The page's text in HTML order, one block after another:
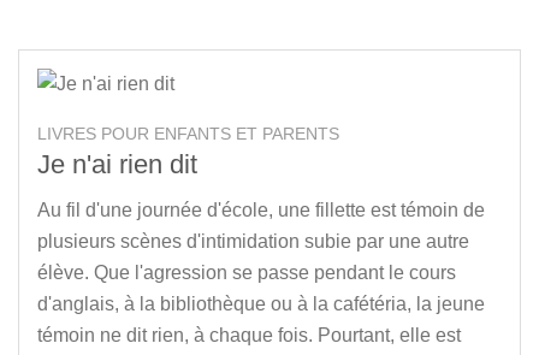
LIVRES POUR ENFANTS ET PARENTS
Je n'ai rien dit
Au fil d'une journée d'école, une fillette est témoin de
plusieurs scènes d'intimidation subie par une autre
élève. Que l'agression se passe pendant le cours
d'anglais, à la bibliothèque ou à la cafétéria, la jeune
témoin ne dit rien, à chaque fois. Pourtant, elle est